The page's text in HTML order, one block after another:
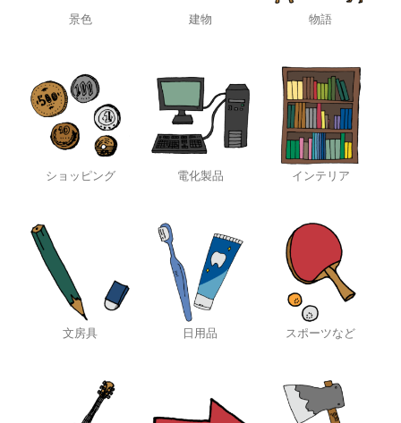
景色 建物 物語
ショッピング 電化製品 インテリア
文房具 日用品 スポーツなど